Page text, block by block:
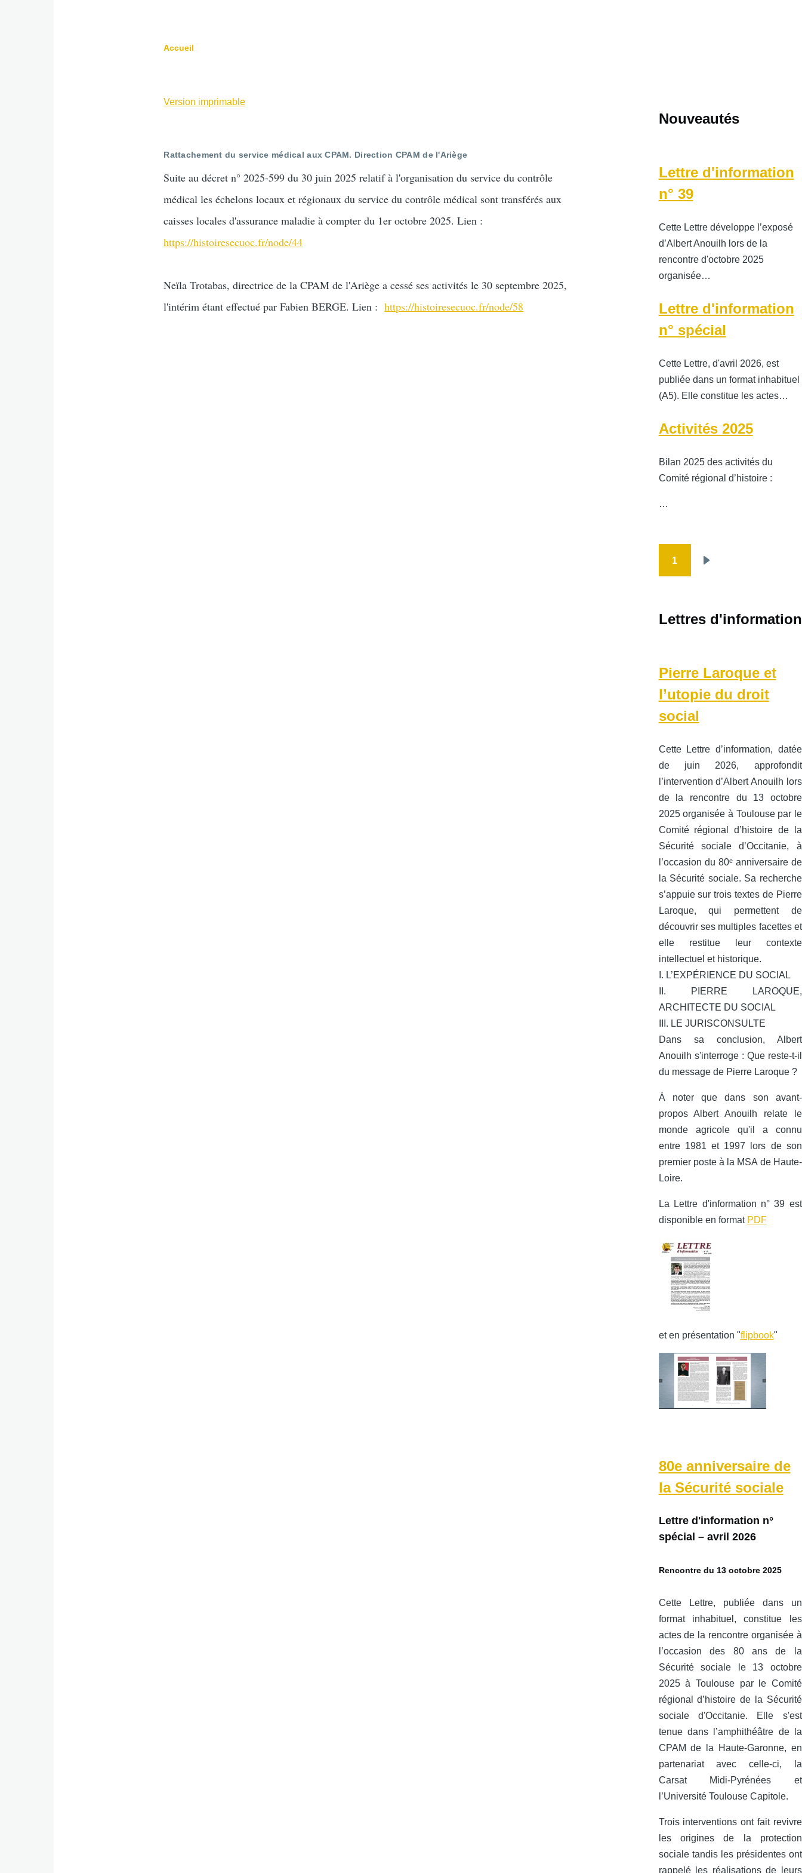
d'Ariane
Accueil
Version imprimable
Rattachement du service médical aux CPAM. Direction CPAM de l'Ariège
Suite au décret n° 2025-599 du 30 juin 2025 relatif à l'organisation du service du contrôle
médical les échelons locaux et régionaux du service du contrôle médical sont transférés aux
caisses locales d'assurance maladie à compter du 1er octobre 2025. Lien :
https://histoiresecuoc.fr/node/44
Neïla Trotabas, directrice de la CPAM de l'Ariège a cessé ses activités le 30 septembre 2025,
l'intérim étant effectué par Fabien BERGE. Lien :https://histoiresecuoc.fr/node/58
Nouveautés
Lettre d'information
n° 39
Cette Lettre développe l’exposé
d’Albert Anouilh lors de la
rencontre d'octobre 2025
organisée…
Lettre d'information
n° spécial
Cette Lettre, d'avril 2026, est
publiée dans un format inhabituel
(A5). Elle constitue les actes…
Activités 2025
Bilan 2025 des activités du
Comité régional d’histoire :
…
Pagination
1
Lettres d'information
Pierre Laroque et
l’utopie du droit
social
Cette Lettre d’information, datée
de juin 2026, approfondit
l’intervention d’Albert Anouilh lors
de la rencontre du 13 octobre
2025 organisée à Toulouse par le
Comité régional d’histoire de la
Sécurité sociale d’Occitanie, à
l’occasion du 80ᵉ anniversaire de
la Sécurité sociale. Sa recherche
s’appuie sur trois textes de Pierre
Laroque, qui permettent de
découvrir ses multiples facettes et
elle restitue leur contexte
intellectuel et historique.
I. L’EXPÉRIENCE DU SOCIAL
II. PIERRE LAROQUE,
ARCHITECTE DU SOCIAL
III. LE JURISCONSULTE
Dans sa conclusion, Albert
Anouilh s'interroge : Que reste-t-il
du message de Pierre Laroque ?
À noter que dans son avant-
propos Albert Anouilh relate le
monde agricole qu'il a connu
entre 1981 et 1997 lors de son
premier poste à la MSA de Haute-
Loire.
La Lettre d'information n° 39 est
disponible en format PDF
et en présentation "flipbook"
80e anniversaire de
la Sécurité sociale
Lettre d'information n°
spécial – avril 2026
Rencontre du 13 octobre 2025
Cette Lettre, publiée dans un
format inhabituel, constitue les
actes de la rencontre organisée à
l’occasion des 80 ans de la
Sécurité sociale le 13 octobre
2025 à Toulouse par le Comité
régional d’histoire de la Sécurité
sociale d'Occitanie. Elle s'est
tenue dans l’amphithéâtre de la
CPAM de la Haute-Garonne, en
partenariat avec celle‑ci, la
Carsat Midi‑Pyrénées et
l’Université Toulouse Capitole.
Trois interventions ont fait revivre
les origines de la protection
sociale tandis les présidentes ont
rappelé les réalisations de leurs